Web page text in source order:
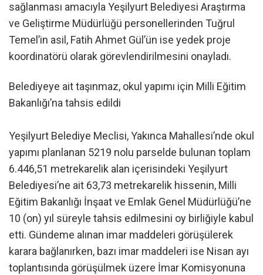
sağlanması amacıyla Yeşilyurt Belediyesi Araştırma
ve Geliştirme Müdürlüğü personellerinden Tuğrul
Temel’in asil, Fatih Ahmet Gül’ün ise yedek proje
koordinatörü olarak görevlendirilmesini onayladı.
Belediyeye ait taşınmaz, okul yapımı için Milli Eğitim
Bakanlığı’na tahsis edildi
Yeşilyurt Belediye Meclisi, Yakınca Mahallesi’nde okul
yapımı planlanan 5219 nolu parselde bulunan toplam
6.446,51 metrekarelik alan içerisindeki Yeşilyurt
Belediyesi’ne ait 63,73 metrekarelik hissenin, Milli
Eğitim Bakanlığı İnşaat ve Emlak Genel Müdürlüğü’ne
10 (on) yıl süreyle tahsis edilmesini oy birliğiyle kabul
etti. Gündeme alınan imar maddeleri görüşülerek
karara bağlanırken, bazı imar maddeleri ise Nisan ayı
toplantısında görüşülmek üzere İmar Komisyonuna